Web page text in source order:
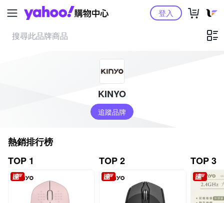
Yahoo購物中心登入
KINYO
追蹤品牌
熱銷排行榜
TOP 1
TOP 2 TOP 3